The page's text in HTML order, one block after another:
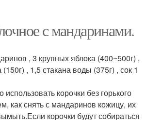
с мандаринами.
, 3 крупных яблока (400~500г) ,
, 1,5 стакана воды (375г) , сок 1
корочки без горького
как снять с мандаринов кожицу, их
корочки будут собираться